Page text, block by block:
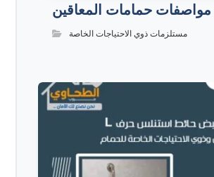
مواصفات حمامات المعاقين
مستلزمات ذوي الاحتياجات الخاصة